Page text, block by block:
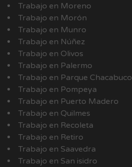
Trabajo en Moreno
Trabajo en Morón
Trabajo en Munro
Trabajo en Núñez
Trabajo en Olivos
Trabajo en Palermo
Trabajo en Parque Chacabuco
Trabajo en Pompeya
Trabajo en Puerto Madero
Trabajo en Quilmes
Trabajo en Recoleta
Trabajo en Retiro
Trabajo en Saavedra
Trabajo en San isidro